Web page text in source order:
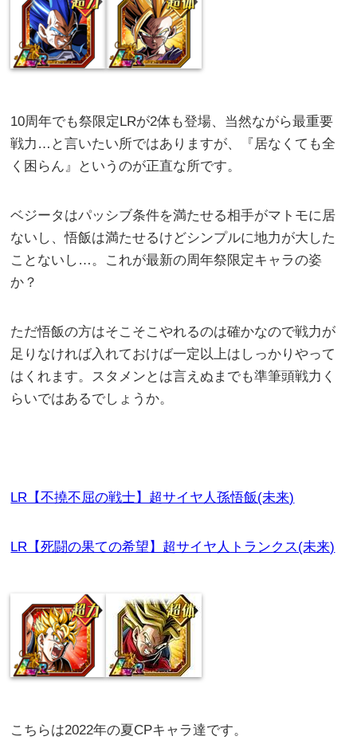
10周年でも祭限定LRが2体も登場、当然ながら最重要
戦力…と言いたい所ではありますが、『居なくても全
く困らん』というのが正直な所です。
ベジータはパッシブ条件を満たせる相手がマトモに居
ないし、悟飯は満たせるけどシンプルに地力が大した
ことないし…。これが最新の周年祭限定キャラの姿
か？
ただ悟飯の方はそこそこやれるのは確かなので戦力が
足りなければ入れておけば一定以上はしっかりやって
はくれます。スタメンとは言えぬまでも準筆頭戦力く
らいではあるでしょうか。
LR【不撓不屈の戦士】超サイヤ人孫悟飯(未来)
LR【死闘の果ての希望】超サイヤ人トランクス(未来)
こちらは2022年の夏CPキャラ達です。